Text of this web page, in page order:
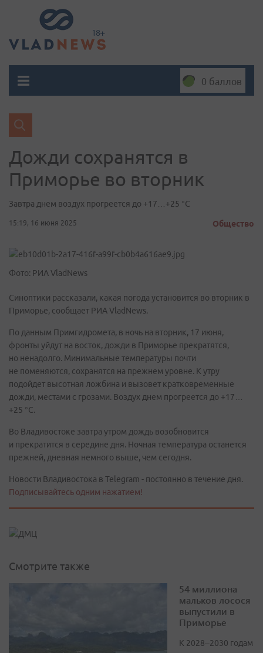
0 баллов
Дожди сохранятся в
Приморье во вторник
Завтра днем воздух прогреется до +17…+25 °С
15:19, 16 июня 2025 Общество
Фото: РИА VladNews
Синоптики рассказали, какая погода установится во вторник в
Приморье, сообщает РИА VladNews.
По данным Примгидромета, в ночь на вторник, 17 июня,
фронты уйдут на восток, дожди в Приморье прекратятся,
но ненадолго. Минимальные температуры почти
не поменяются, сохранятся на прежнем уровне. К утру
подойдет высотная ложбина и вызовет кратковременные
дожди, местами с грозами. Воздух днем прогреется до +17…
+25 °С.
Во Владивостоке завтра утром дождь возобновится
и прекратится в середине дня. Ночная температура останется
прежней, дневная немного выше, чем сегодня.
Новости Владивостока в Telegram - постоянно в течение дня.
Подписывайтесь одним нажатием!
Смотрите также
54 миллиона
мальков лосося
выпустили в
Приморье
К 2028–2030 годам